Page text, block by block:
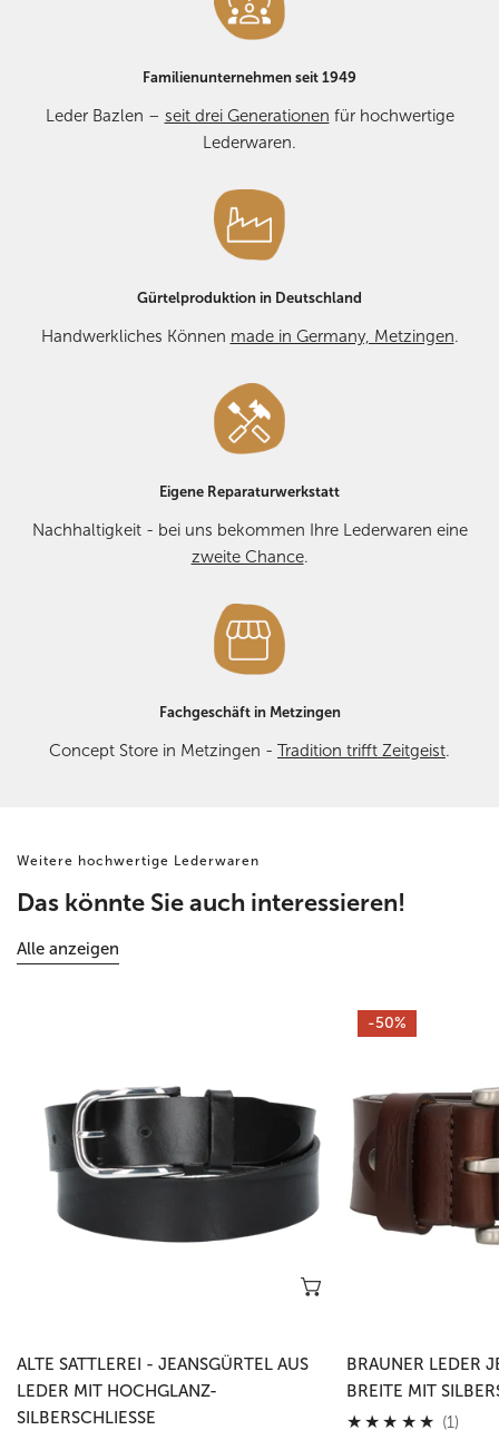
uns bitte vorab – wir helfen Ihnen schnell und unkompliziert
weiter. KONTAKT:E-MAILoder Telefon +49 7123 2534.
Familienunternehmen seit 1949
Leder Bazlen – seit drei Generationen für hochwertige
Lederwaren.
Gürtelproduktion in Deutschland
Handwerkliches Können made in Germany, Metzingen.
Eigene Reparaturwerkstatt
Nachhaltigkeit - bei uns bekommen Ihre Lederwaren eine
zweite Chance.
Fachgeschäft in Metzingen
Concept Store in Metzingen - Tradition trifft Zeitgeist.
Weitere hochwertige Lederwaren
Das könnte Sie auch interessieren!
Alle anzeigen
Jeansgürtel
Leder
Hochglanz-
Silberschließe
ALTE SATTLEREI - JEANSGÜRTEL AUS
LEDER MIT HOCHGLANZ-
SILBERSCHLIESSE
Brauner
Leder
4cm
Breite
mit
Silberschließe
-50%
BRAUNER LEDER
BREITE MIT
(1)1